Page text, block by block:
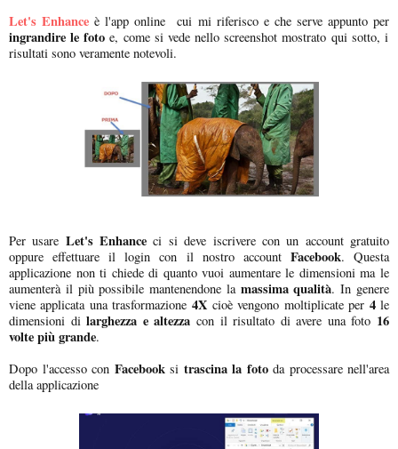
Let's Enhance è l'app online cui mi riferisco e che serve appunto per
ingrandire le foto e, come si vede nello screenshot mostrato qui sotto, i
risultati sono veramente notevoli.
Per usare Let's Enhance ci si deve iscrivere con un account gratuito
oppure effettuare il login con il nostro account Facebook. Questa
applicazione non ti chiede di quanto vuoi aumentare le dimensioni ma le
aumenterà il più possibile mantenendone lamassima qualità. In genere
viene applicata una trasformazione 4X cioè vengono moltiplicate per 4le
dimensioni dilarghezza e altezza con il risultato di avere una foto 16
volte più grande.
Dopo l'accesso con Facebooksi trascina la fotoda processare nell'area
della applicazione